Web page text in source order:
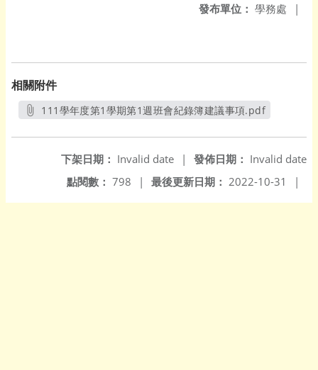
發布單位： 學務處 |
相關附件
111學年度第1學期第1週班會紀錄簿建議事項.pdf
發佈日期： Invalid date
下架日期： Invalid date
|
最後更新日期： 2022-10-31 |
點閱數： 798 |